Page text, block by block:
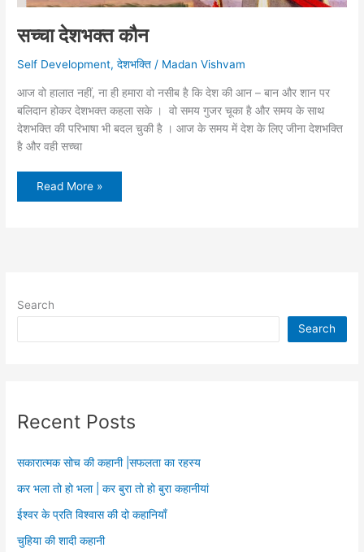
सच्चा देशभक्त कौन
Self Development,देशभक्ति / Madan Vishvam
आज वो हालात नहीं, ना ही हमारा वो नसीब है कि देश की आन – बान और शान पर
बलिदान होकर देशभक्त कहला सके । वो समय गुजर चूका है और समय के साथ
देशभक्ति की परिभाषा भी बदल चुकी है । आज के समय में देश के लिए जीना देशभक्ति
है और वही सच्चा
सच्चा
Read More »
Search
Search
Recent Posts
सकारात्मक सोच की कहानी |सफलता का रहस्य
कर भला तो हो भला | कर बुरा तो हो बुरा कहानीयां
ईश्वर के प्रति विश्वास की दो कहानियाँ
चुहिया की शादी कहानी